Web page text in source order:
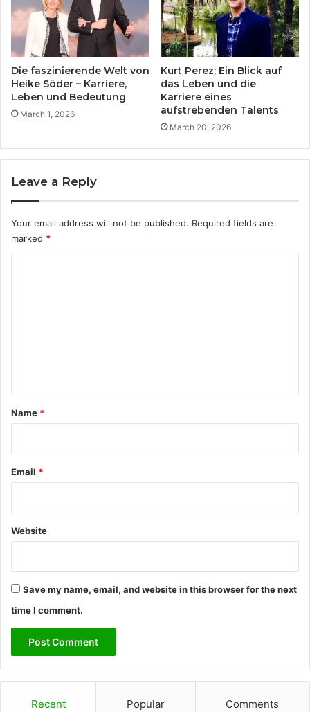
Die faszinierende Welt von
Heike Söder – Karriere,
Leben und Bedeutung
March 1, 2026
Kurt Perez: Ein Blick auf
das Leben und die
Karriere eines
aufstrebenden Talents
March 20, 2026
Leave a Reply
Your email address will not be published. Required fields are
marked *
*
Name *
Email *
Website
Save my name, email, and website in this browser for the next
time I comment.
Recent Popular Comments